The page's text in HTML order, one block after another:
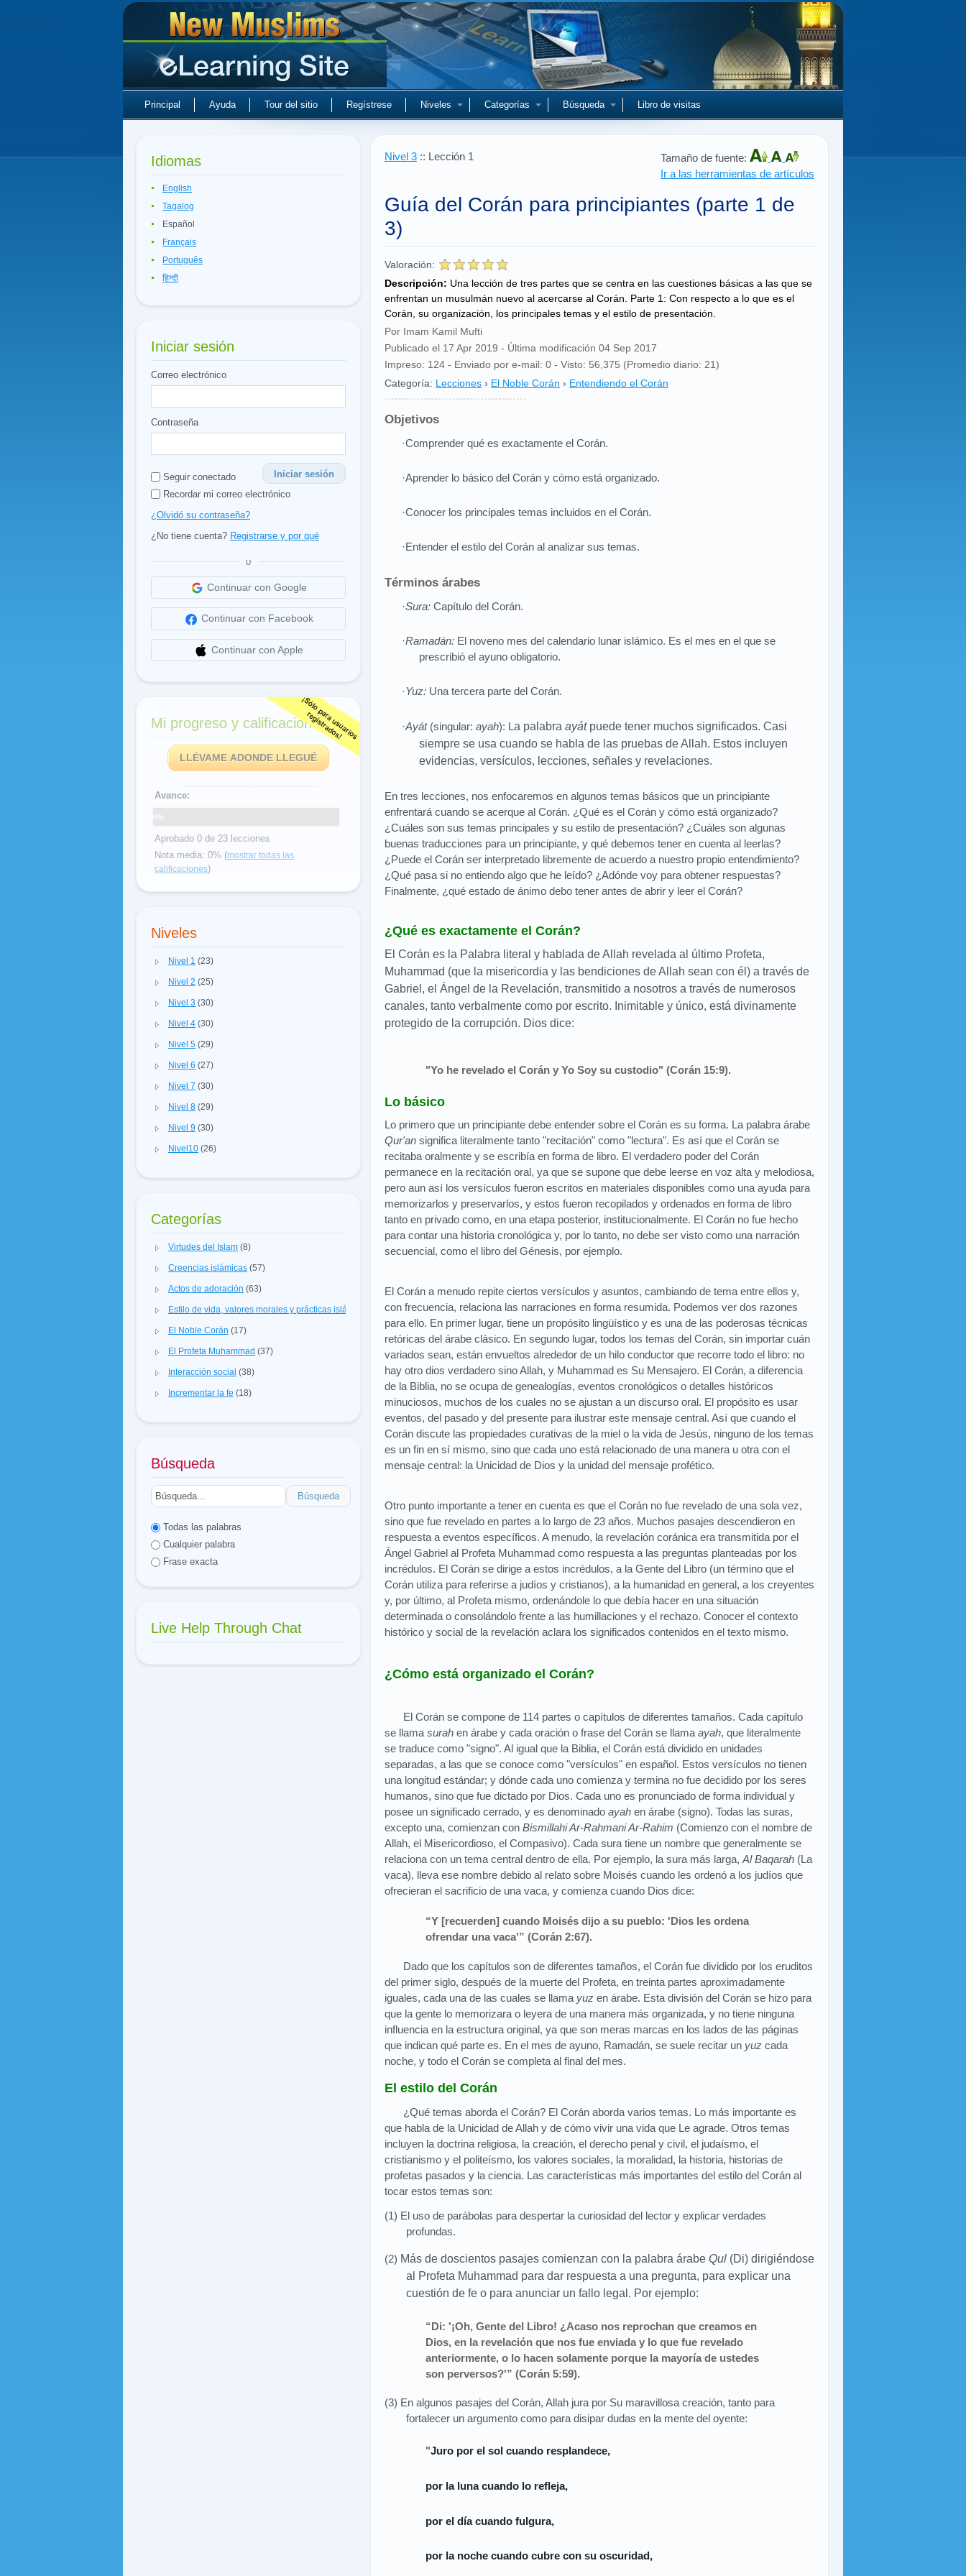
Principal Ayuda Tour del sitio Regístrese Niveles Categorías Búsqueda Libro de visitas
Idiomas
English
Tagalog
Español
Français
Português
हिन्दी
Iniciar sesión
Correo electrónico
Contraseña
Seguir conectado
Iniciar sesión
Recordar mi correo electrónico
¿Olvidó su contraseña?
¿No tiene cuenta? Registrarse y por qué
U
Continuar con Google
Continuar con Facebook
Continuar con Apple
Mi progreso y calificaciones
LLÉVAME ADONDE LLEGUÉ
Avance:
0%
Aprobado 0 de 23 lecciones
Nota media: 0% (mostrar todas las
calificaciones)
Niveles
Nivel 1 (23)
Nivel 2 (25)
Nivel 3 (30)
Nivel 4 (30)
Nivel 5 (29)
Nivel 6 (27)
Nivel 7 (30)
Nivel 8 (29)
Nivel 9 (30)
Nivel10 (26)
Categorías
Virtudes del Islam (8)
Creencias islámicas (57)
Actos de adoración (63)
Estilo de vida, valores morales y prácticas islámicas (48)
El Noble Corán (17)
El Profeta Muhammad (37)
Interacción social (38)
Incrementar la fe (18)
Búsqueda
Búsqueda
Todas las palabras
Cualquier palabra
Frase exacta
Live Help Through Chat
Nivel 3 :: Lección 1
Tamaño de fuente:
Ir a las herramientas de artículos
Guía del Corán para principiantes (parte 1 de
3)
Valoración:
Descripción: Una lección de tres partes que se centra en las cuestiones básicas a las que se
enfrentan un musulmán nuevo al acercarse al Corán. Parte 1: Con respecto a lo que es el
Corán, su organización, los principales temas y el estilo de presentación.
Por Imam Kamil Mufti
Publicado el 17 Apr 2019 - Última modificación 04 Sep 2017
Impreso: 124 - Enviado por e-mail: 0 - Visto: 56,375 (Promedio diario: 21)
Categoría: Lecciones › El Noble Corán › Entendiendo el Corán
Objetivos
·Comprender qué es exactamente el Corán.
·Aprender lo básico del Corán y cómo está organizado.
·Conocer los principales temas incluidos en el Corán.
·Entender el estilo del Corán al analizar sus temas.
Términos árabes
·Sura: Capítulo del Corán.
·Ramadán: El noveno mes del calendario lunar islámico. Es el mes en el que se
prescribió el ayuno obligatorio.
·Yuz: Una tercera parte del Corán.
·Ayát(singular: ayah): La palabra ayátpuede tener muchos significados. Casi
siempre se usa cuando se habla de las pruebas de Allah. Estos incluyen
evidencias, versículos, lecciones, señales y revelaciones.
En tres lecciones, nos enfocaremos en algunos temas básicos que un principiante
enfrentará cuando se acerque al Corán. ¿Qué es el Corán y cómo está organizado?
¿Cuáles son sus temas principales y su estilo de presentación? ¿Cuáles son algunas
buenas traducciones para un principiante, y qué debemos tener en cuenta al leerlas?
¿Puede el Corán ser interpretado libremente de acuerdo a nuestro propio entendimiento?
¿Qué pasa si no entiendo algo que he leído? ¿Adónde voy para obtener respuestas?
Finalmente, ¿qué estado de ánimo debo tener antes de abrir y leer el Corán?
¿Qué es exactamente el Corán?
El Corán es la Palabra literal y hablada de Allah revelada al último Profeta,
Muhammad (que la misericordia y las bendiciones de Allah sean con él) a través de
Gabriel, el Ángel de la Revelación, transmitido a nosotros a través de numerosos
canales, tanto verbalmente como por escrito. Inimitable y único, está divinamente
protegido de la corrupción. Dios dice:
"Yo he revelado el Corán y Yo Soy su custodio" (Corán 15:9).
Lo básico
Lo primero que un principiante debe entender sobre el Corán es su forma. La palabra árabe
Qur'an significa literalmente tanto "recitación" como "lectura". Es así que el Corán se
recitaba oralmente y se escribía en forma de libro. El verdadero poder del Corán
permanece en la recitación oral, ya que se supone que debe leerse en voz alta y melodiosa,
pero aun así los versículos fueron escritos en materiales disponibles como una ayuda para
memorizarlos y preservarlos, y estos fueron recopilados y ordenados en forma de libro
tanto en privado como, en una etapa posterior, institucionalmente. El Corán no fue hecho
para contar una historia cronológica y, por lo tanto, no debe ser visto como una narración
secuencial, como el libro del Génesis, por ejemplo.
El Corán a menudo repite ciertos versículos y asuntos, cambiando de tema entre ellos y,
con frecuencia, relaciona las narraciones en forma resumida. Podemos ver dos razones
para ello. En primer lugar, tiene un propósito lingüístico y es una de las poderosas técnicas
retóricas del árabe clásico. En segundo lugar, todos los temas del Corán, sin importar cuán
variados sean, están envueltos alrededor de un hilo conductor que recorre todo el libro: no
hay otro dios verdadero sino Allah, y Muhammad es Su Mensajero. El Corán, a diferencia
de la Biblia, no se ocupa de genealogías, eventos cronológicos o detalles históricos
minuciosos, muchos de los cuales no se ajustan a un discurso oral. El propósito es usar
eventos, del pasado y del presente para ilustrar este mensaje central. Así que cuando el
Corán discute las propiedades curativas de la miel o la vida de Jesús, ninguno de los temas
es un fin en sí mismo, sino que cada uno está relacionado de una manera u otra con el
mensaje central: la Unicidad de Dios y la unidad del mensaje profético.
Otro punto importante a tener en cuenta es que el Corán no fue revelado de una sola vez,
sino que fue revelado en partes a lo largo de 23 años. Muchos pasajes descendieron en
respuesta a eventos específicos. A menudo, la revelación coránica era transmitida por el
Ángel Gabriel al Profeta Muhammad como respuesta a las preguntas planteadas por los
incrédulos. El Corán se dirige a estos incrédulos, a la Gente del Libro (un término que el
Corán utiliza para referirse a judíos y cristianos), a la humanidad en general, a los creyentes
y, por último, al Profeta mismo, ordenándole lo que debía hacer en una situación
determinada o consolándolo frente a las humillaciones y el rechazo. Conocer el contexto
histórico y social de la revelación aclara los significados contenidos en el texto mismo.
¿Cómo está organizado el Corán?
El Corán se compone de 114 partes o capítulos de diferentes tamaños. Cada capítulo
se llama surah en árabe y cada oración o frase del Corán se llama ayah, que literalmente
se traduce como "signo". Al igual que la Biblia, el Corán está dividido en unidades
separadas, a las que se conoce como "versículos" en español. Estos versículos no tienen
una longitud estándar; y dónde cada uno comienza y termina no fue decidido por los seres
humanos, sino que fue dictado por Dios. Cada uno es pronunciado de forma individual y
posee un significado cerrado, y es denominado ayah en árabe (signo). Todas las suras,
excepto una, comienzan con Bismillahi Ar-Rahmani Ar-Rahim (Comienzo con el nombre de
Allah, el Misericordioso, el Compasivo). Cada sura tiene un nombre que generalmente se
relaciona con un tema central dentro de ella. Por ejemplo, la sura más larga, Al Baqarah (La
vaca), lleva ese nombre debido al relato sobre Moisés cuando les ordenó a los judíos que
ofrecieran el sacrificio de una vaca, y comienza cuando Dios dice:
“Y [recuerden] cuando Moisés dijo a su pueblo: 'Dios les ordena
ofrendar una vaca'” (Corán 2:67).
Dado que los capítulos son de diferentes tamaños, el Corán fue dividido por los eruditos
del primer siglo, después de la muerte del Profeta, en treinta partes aproximadamente
iguales, cada una de las cuales se llama yuz en árabe. Esta división del Corán se hizo para
que la gente lo memorizara o leyera de una manera más organizada, y no tiene ninguna
influencia en la estructura original, ya que son meras marcas en los lados de las páginas
que indican qué parte es. En el mes de ayuno, Ramadán, se suele recitar un yuz cada
noche, y todo el Corán se completa al final del mes.
El estilo del Corán
¿Qué temas aborda el Corán? El Corán aborda varios temas. Lo más importante es
que habla de la Unicidad de Allah y de cómo vivir una vida que Le agrade. Otros temas
incluyen la doctrina religiosa, la creación, el derecho penal y civil, el judaísmo, el
cristianismo y el politeísmo, los valores sociales, la moralidad, la historia, historias de
profetas pasados y la ciencia. Las características más importantes del estilo del Corán al
tocar estos temas son:
(1) El uso de parábolas para despertar la curiosidad del lector y explicar verdades
profundas.
(2) Más de doscientos pasajes comienzan con la palabra árabe Qul (Di) dirigiéndose
al Profeta Muhammad para dar respuesta a una pregunta, para explicar una
cuestión de fe o para anunciar un fallo legal. Por ejemplo:
“Di: '¡Oh, Gente del Libro! ¿Acaso nos reprochan que creamos en
Dios, en la revelación que nos fue enviada y lo que fue revelado
anteriormente, o lo hacen solamente porque la mayoría de ustedes
son perversos?'” (Corán 5:59).
(3) En algunos pasajes del Corán, Allah jura por Su maravillosa creación, tanto para
fortalecer un argumento como para disipar dudas en la mente del oyente:
"Juro por el sol cuando resplandece,
por la luna cuando lo refleja,
por el día cuando fulgura,
por la noche cuando cubre con su oscuridad,